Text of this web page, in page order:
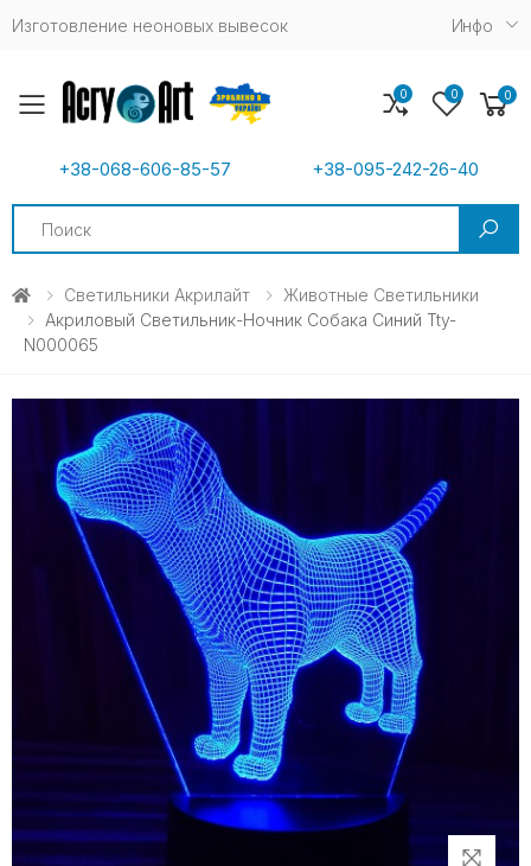
Изготовление неоновых вывесок Инфо
Toggle mobile menu
+38-068-606-85-57 +38-095-242-26-40
0 0 0
Светильники Акрилайт
Животные Светильники
Акриловый Светильник-Ночник Собака Синий Tty-
N000065